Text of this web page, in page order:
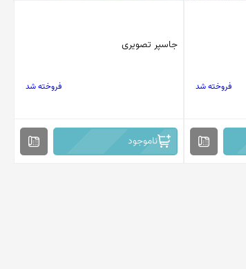
فروخته شد
جاسپر تصویری
فروخته شد
ناموجود